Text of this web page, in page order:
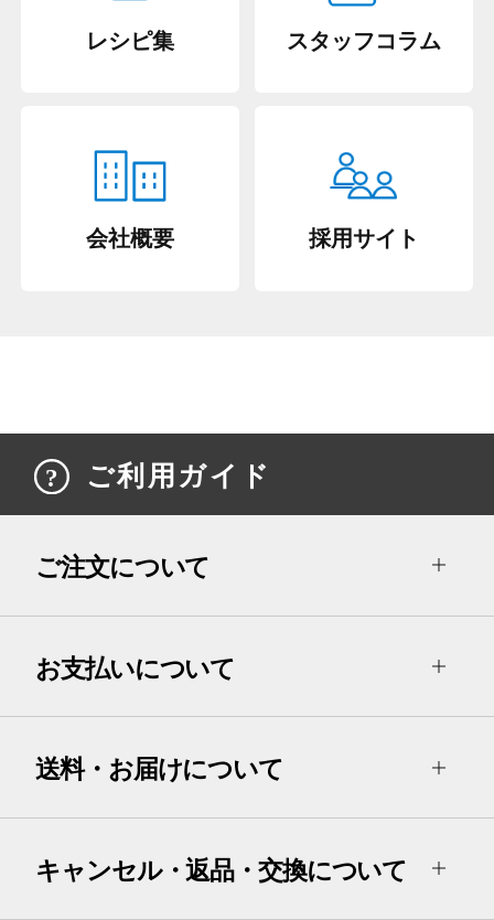
レシピ集 スタッフコラム
会社概要 採用サイト
ご利用ガイド
ご注文について
お支払いについて
送料・お届けについて
キャンセル・返品・交換について